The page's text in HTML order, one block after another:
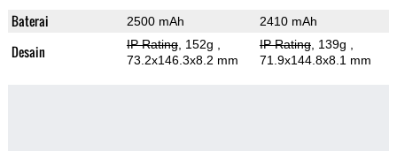
Baterai 2500 mAh 2410 mAh
Desain IP Rating, 152g
73.2x146.3x8.2 mm
IP Rating, 139g
71.9x144.8x8.1 mm